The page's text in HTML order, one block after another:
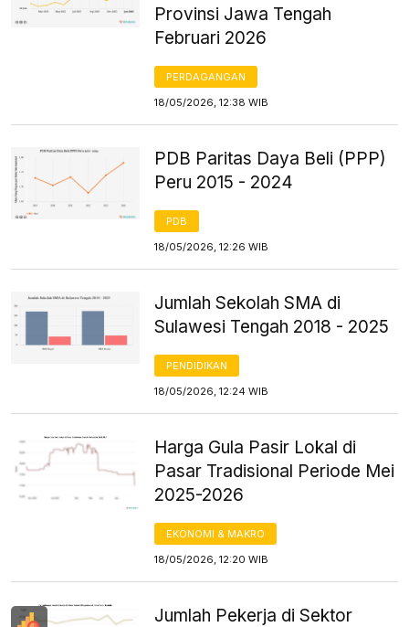
Provinsi Jawa Tengah
Februari 2026
PERDAGANGAN
18/05/2026, 12:38 WIB
PDB Paritas Daya Beli (PPP)
Peru 2015 - 2024
PDB
18/05/2026, 12:26 WIB
Jumlah Sekolah SMA di
Sulawesi Tengah 2018 - 2025
PENDIDIKAN
18/05/2026, 12:24 WIB
Harga Gula Pasir Lokal di
Pasar Tradisional Periode Mei
2025-2026
EKONOMI & MAKRO
18/05/2026, 12:20 WIB
Jumlah Pekerja di Sektor